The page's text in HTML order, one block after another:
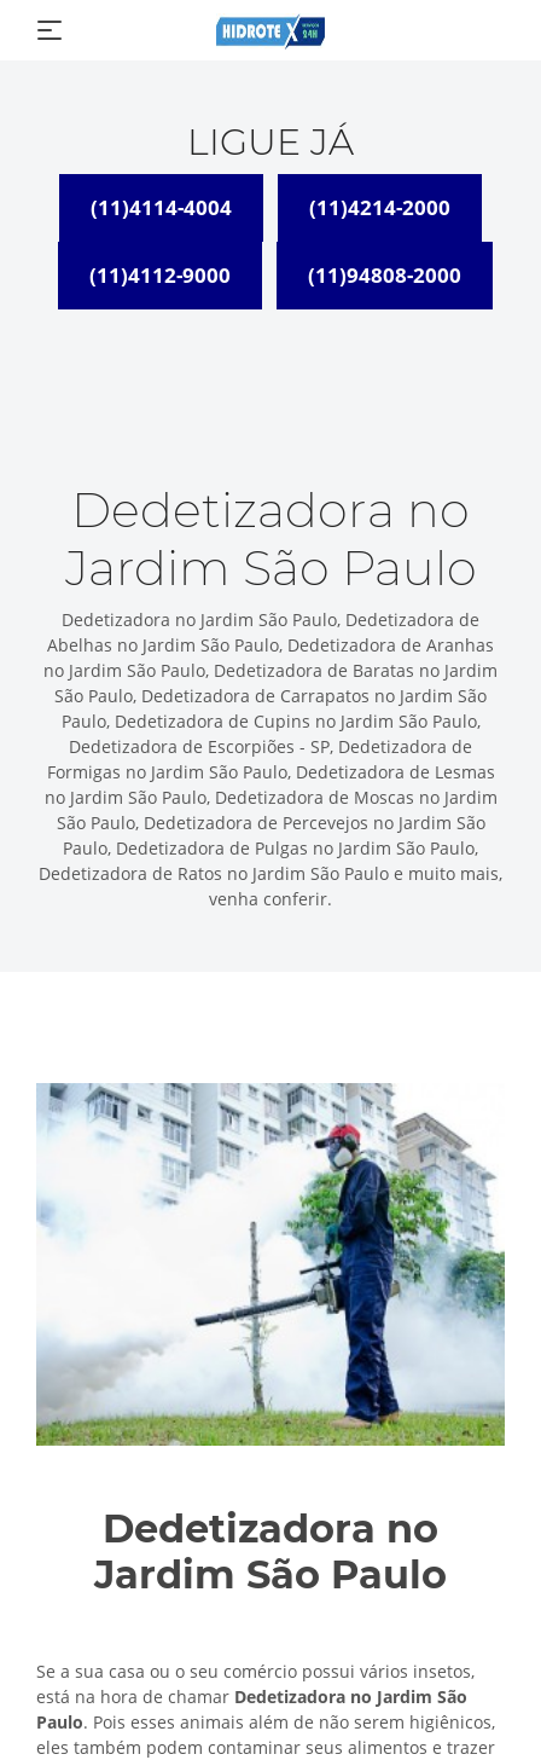
LIGUE JÁ
(11)4114-4004 (11)4214-2000
(11)4112-9000 (11)94808-2000
Dedetizadora no
Jardim São Paulo
Dedetizadora no Jardim São Paulo, Dedetizadora de
Abelhas no Jardim São Paulo, Dedetizadora de Aranhas
no Jardim São Paulo, Dedetizadora de Baratas no Jardim
São Paulo, Dedetizadora de Carrapatos no Jardim São
Paulo, Dedetizadora de Cupins no Jardim São Paulo,
Dedetizadora de Escorpiões - SP, Dedetizadora de
Formigas no Jardim São Paulo, Dedetizadora de Lesmas
no Jardim São Paulo, Dedetizadora de Moscas no Jardim
São Paulo, Dedetizadora de Percevejos no Jardim São
Paulo, Dedetizadora de Pulgas no Jardim São Paulo,
Dedetizadora de Ratos no Jardim São Paulo e muito mais,
venha conferir.
Dedetizadora no
Jardim São Paulo
Se a sua casa ou o seu comércio possui vários insetos,
está na hora de chamar Dedetizadora no Jardim São
Paulo. Pois esses animais além de não serem higiênicos,
eles também podem contaminar seus alimentos e trazer